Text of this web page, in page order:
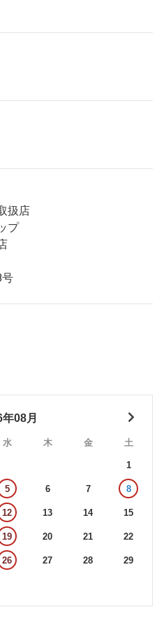
扱店
プ
08月
水 木 金 土
1
5 6 7 8
12 13 14 15
19 20 21 22
26 27 28 29